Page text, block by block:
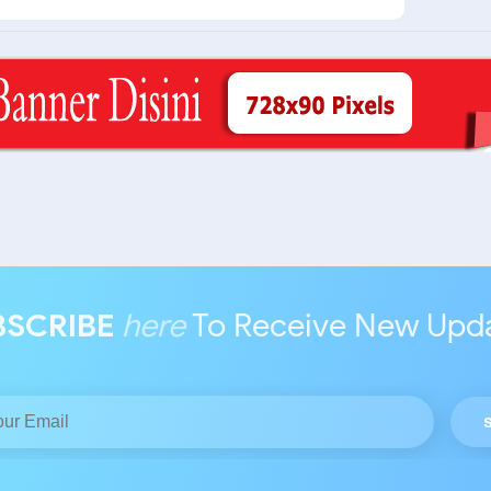
hereTo Receive New